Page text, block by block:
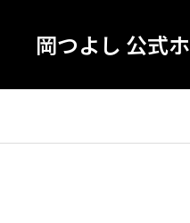
岡つよし 公式